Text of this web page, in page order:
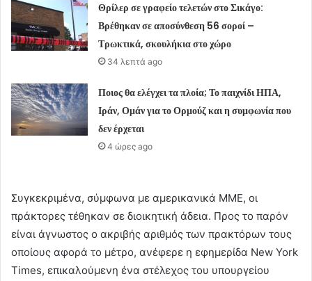
Θρίλερ σε γραφείο τελετών στο Σικάγο:
Βρέθηκαν σε αποσύνθεση 56 σοροί –
Τρωκτικά, σκουλήκια στο χώρο
34 λεπτά ago
Ποιος θα ελέγχει τα πλοία; Το παιχνίδι ΗΠΑ,
Ιράν, Ομάν για το Ορμούζ και η συμφωνία που
δεν έρχεται
4 ώρες ago
Συγκεκριμένα, σύμφωνα με αμερικανικά ΜΜΕ, οι
πράκτορες τέθηκαν σε διοικητική άδεια. Προς το παρόν
είναι άγνωστος ο ακριβής αριθμός των πρακτόρων τους
οποίους αφορά το μέτρο, ανέφερε η εφημερίδα New York
Times, επικαλούμενη ένα στέλεχος του υπουργείου